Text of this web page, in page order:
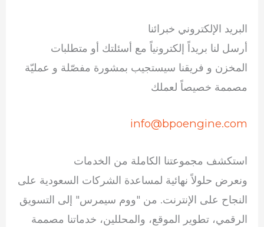
البريد الإلكتروني خبرائنا
أرسل لنا بريداً إلكترونياً مع أسئلتك أو متطلبات
المخزن و فريقنا سيستجيب بمشورة مفصّلة و عمليّة
مصممة خصيصاً لعملك
info@bpoengine.com
استكشف مجموعتنا الكاملة من الخدمات
ونعرض حلولاً نهائية لمساعدة الشركات السعودية على
النجاح على الإنترنت. من "ووم سيمرس" إلى التسويق
الرقمي، تطوير الموقع، والمحللين، خدماتنا مصممة